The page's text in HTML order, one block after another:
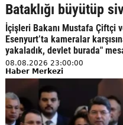
Bataklığı büyütüp
İçişleri Bakanı Mustafa Çiftçi
Esenyurt’ta kameralar
yakaladık, devlet burada"
08.08.2026 23:00:00
Haber Merkezi